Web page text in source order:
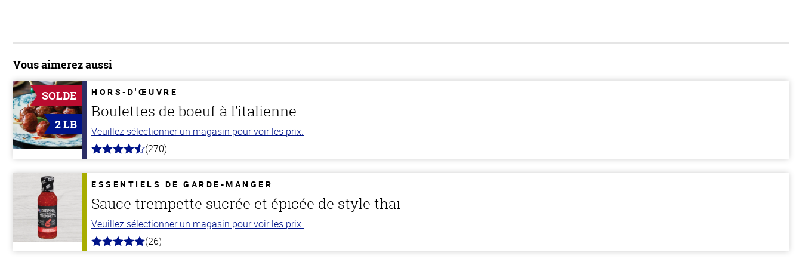
Vous aimerez aussi
SOLDE
2 LB
HORS-D'ŒUVRE
Boulettes de boeuf à l’italienne
Veuillez sélectionner un magasin pour voir les prix.
4.5
5
stars
(270)
ESSENTIELS DE GARDE-MANGER
Sauce trempette sucrée et épicée de style thaï
Veuillez sélectionner un magasin pour voir les prix.
5.0
(26)